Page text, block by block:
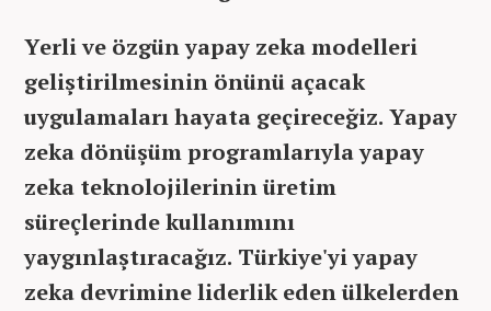
Yerli ve özgün yapay zeka modelleri
geliştirilmesinin önünü açacak
uygulamaları hayata geçireceğiz. Yapay
zeka dönüşüm programlarıyla yapay
zeka teknolojilerinin üretim
süreçlerinde kullanımını
yaygınlaştıracağız. Türkiye'yi yapay
zeka devrimine liderlik eden ülkelerden